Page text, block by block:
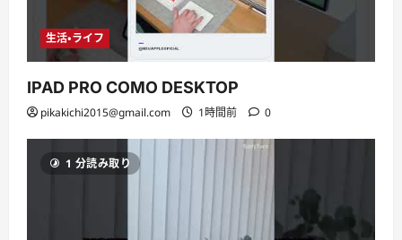
生活・ライフ
IPAD PRO COMO DESKTOP
pikakichi2015@gmail.com 1時間前 0
1 分読み取り